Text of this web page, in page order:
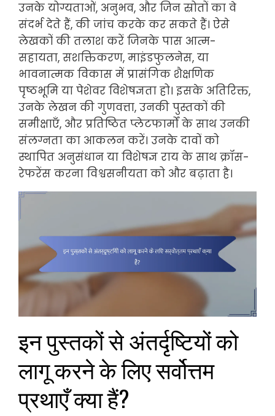
उनके योग्यताओं, अनुभव, और जिन स्रोतों का वे
संदर्भ देते हैं, की जांच करके कर सकते हैं। ऐसे
लेखकों की तलाश करें जिनके पास आत्म-
सहायता, सशक्तिकरण, माइंडफुलनेस, या
भावनात्मक विकास में प्रासंगिक शैक्षणिक
पृष्ठभूमि या पेशेवर विशेषज्ञता हो। इसके अतिरिक्त,
उनके लेखन की गुणवत्ता, उनकी पुस्तकों की
समीक्षाएँ, और प्रतिष्ठित प्लेटफार्मों के साथ उनकी
संलग्नता का आकलन करें। उनके दावों को
स्थापित अनुसंधान या विशेषज्ञ राय के साथ क्रॉस-
रेफरेंस करना विश्वसनीयता को और बढ़ाता है।
इन पुस्तकों से अंतर्दृष्टियों को
लागू करने के लिए सर्वोत्तम
प्रथाएँ क्या हैं?